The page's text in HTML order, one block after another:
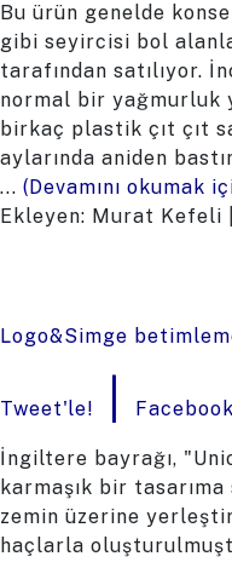
Bu ürün genelde
gibi seyircisi bol
tarafından satılıyor.
normal bir yağmurluk
birkaç plastik çıt çıt
aylarında aniden
... (Devamını okumak
Ekleyen: Murat Kefeli |
Logo&Simge
Tweet'le!
İngiltere bayrağı,
karmaşık bir
zemin üzerine
haçlarla